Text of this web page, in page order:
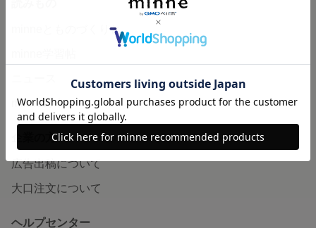
minneとものづくりと
minneの本
企業の方へ
広告出稿について
大口注文について
ヘルプセンター